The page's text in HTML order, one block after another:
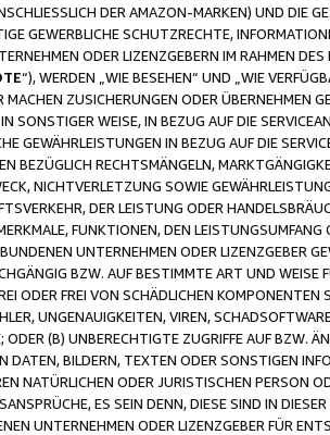
DER AMAZON-MARKEN) UND DIE
GEWERBLICHE SCHUTZRECHTE,
ODER LIZENZGEBERN IM RAHMEN
“), WERDEN „WIE BESEHEN“ UND „WIE
MACHEN ZUSICHERUNGEN ODER ÜBERNEHMEN
SONSTIGER WEISE, IN BEZUG AUF DIE
GEWÄHRLEISTUNGEN IN BEZUG AUF DIE
BEZÜGLICH RECHTSMÄNGELN,
NICHTVERLETZUNG SOWIE
DER LEISTUNG ODER
FUNKTIONEN, DEN
UNTERNEHMEN ODER LIZENZGEBER
BZW. AUF BESTIMMTE ART UND
ODER FREI VON SCHÄDLICHEN
UNGENAUIGKEITEN, VIREN,
(B) UNBERECHTIGTE ZUGRIFFE AUF BZW.
DATEN, BILDERN, TEXTEN ODER SONSTIGEN
NATÜRLICHEN ODER JURISTISCHEN PERSON
ES SEIN DENN, DIESE SIND IN
UNTERNEHMEN ODER LIZENZGEBER FÜR